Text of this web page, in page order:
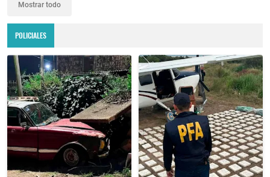
Mostrar todo
POLICIALES